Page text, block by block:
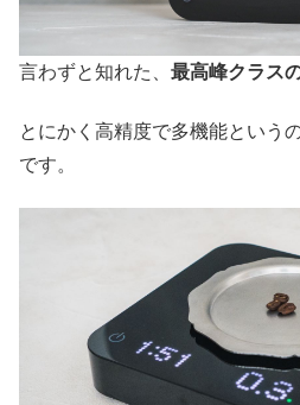
言わずと知れた、 最高峰クラス
とにかく高精度で多機能という
です。